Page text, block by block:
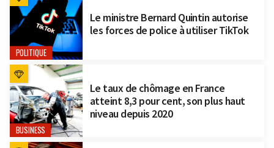
POLITIQUE
Le ministre Bernard Quintin autorise
les forces de police à utiliser TikTok
BUSINESS
Le taux de chômage en France
atteint 8,3 pour cent, son plus haut
niveau depuis 2020